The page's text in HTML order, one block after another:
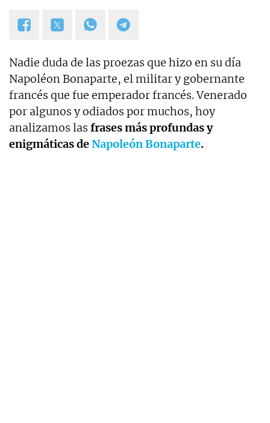
Nadie duda de las proezas que hizo en su día
Napoléon Bonaparte, el militar y gobernante
francés que fue emperador francés. Venerado
por algunos y odiados por muchos, hoy
analizamos las frases más profundas y
enigmáticas deNapoleón Bonaparte.